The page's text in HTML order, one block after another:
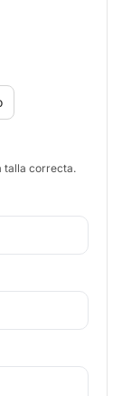
talla correcta.